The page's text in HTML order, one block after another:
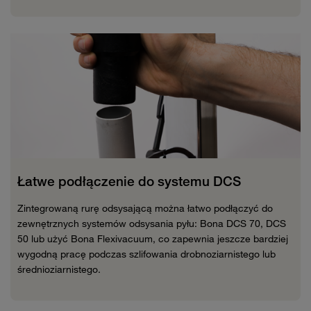
Łatwe podłączenie do systemu DCS
Zintegrowaną rurę odsysającą można łatwo podłączyć do
zewnętrznych systemów odsysania pyłu: Bona DCS 70, DCS
50 lub użyć Bona Flexivacuum, co zapewnia jeszcze bardziej
wygodną pracę podczas szlifowania drobnoziarnistego lub
średnioziarnistego.